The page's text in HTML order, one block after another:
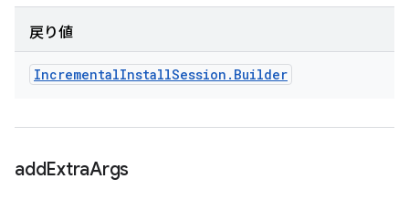
戻り値
IncrementalInstallSession . Builder
addExtraArgs